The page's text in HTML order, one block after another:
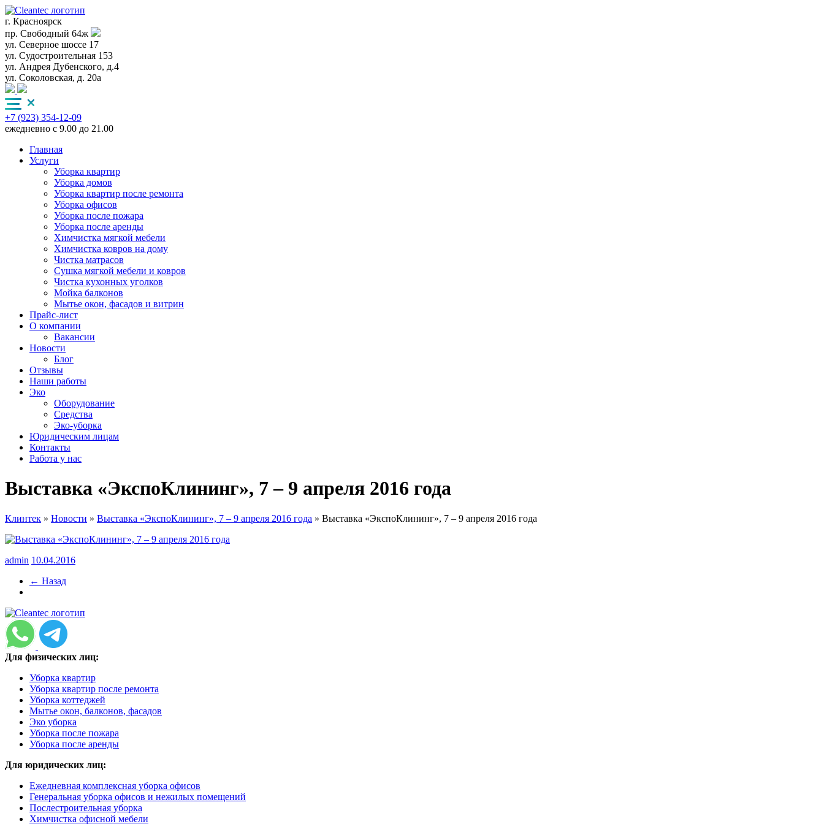
г. Красноярск
пр. Свободный 64ж
ул. Северное шоссе 17
ул. Судостроительная 153
ул. Андрея Дубенского, д.4
ул. Соколовская, д. 20а
+7 (923) 354-12-09
ежедневно с 9.00 до 21.00
Главная
Услуги
Уборка квартир
Уборка домов
Уборка квартир после ремонта
Уборка офисов
Уборка после пожара
Уборка после аренды
Химчистка мягкой мебели
Химчистка ковров на дому
Чистка матрасов
Сушка мягкой мебели и ковров
Чистка кухонных уголков
Мойка балконов
Мытье окон, фасадов и витрин
Прайс-лист
О компании
Вакансии
Новости
Блог
Отзывы
Наши работы
Эко
Оборудование
Средства
Эко-уборка
Юридическим лицам
Контакты
Работа у нас
Выставка «ЭкспоКлининг», 7 – 9 апреля 2016 года
Клинтек » Новости » Выставка «ЭкспоКлининг», 7 – 9 апреля 2016 года » Выставка «ЭкспоКлининг», 7 – 9 апреля 2016 года
admin 10.04.2016
← Назад
Для физических лиц:
Уборка квартир
Уборка квартир после ремонта
Уборка коттеджей
Мытье окон, балконов, фасадов
Эко уборка
Уборка после пожара
Уборка после аренды
Для юридических лиц:
Ежедневная комплексная уборка офисов
Генеральная уборка офисов и нежилых помещений
Послестроительная уборка
Химчистка офисной мебели